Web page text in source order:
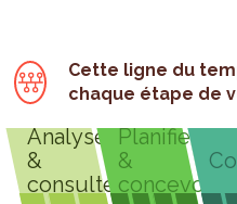
Cette ligne du
chaque étape de
Analyser
&
consulter
Planifier
&
concevoir